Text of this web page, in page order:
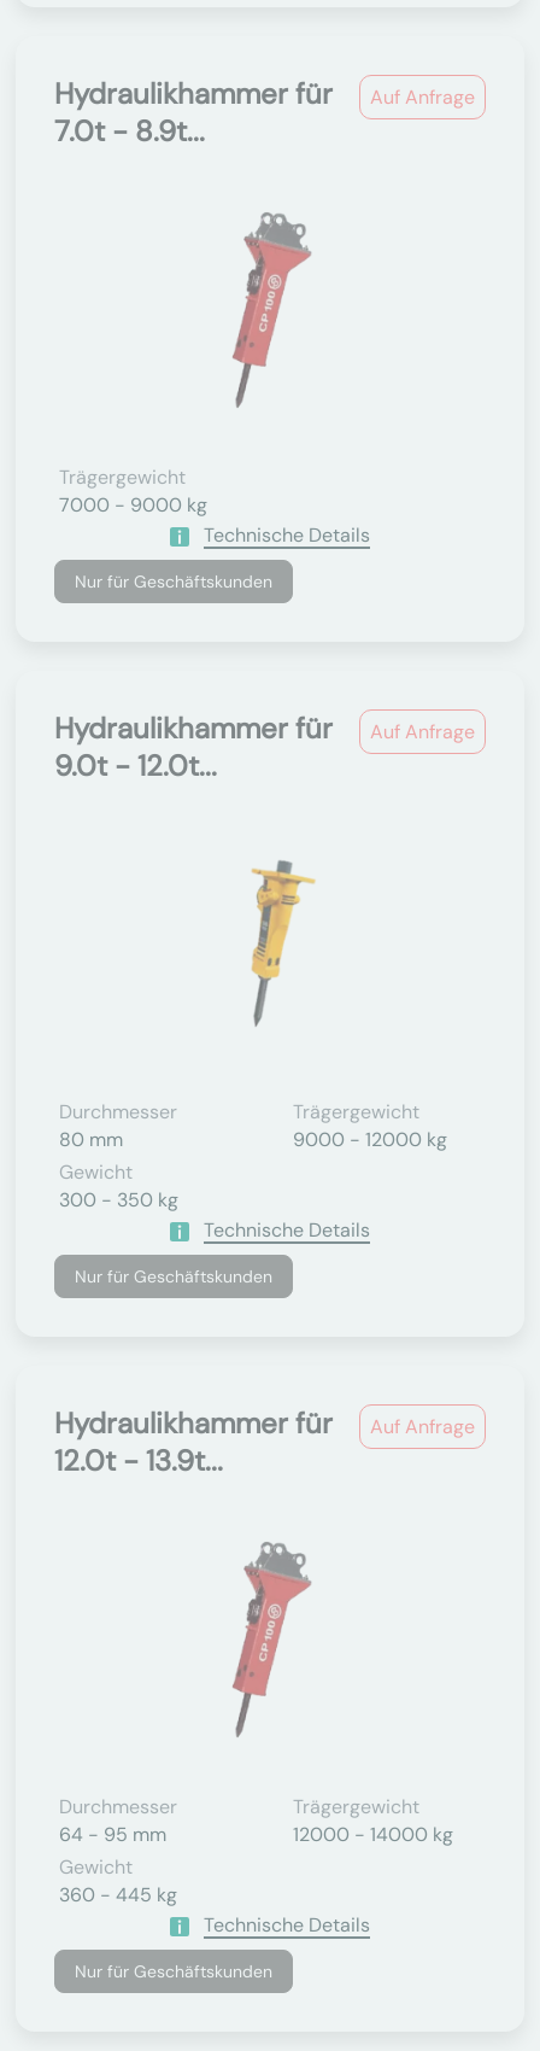
Auf Anfrage
Hydraulikhammer für
7.0t - 8.9t...
Trägergewicht
7000 - 9000 kg
Technische Details
Nur für Geschäftskunden
Auf Anfrage
Hydraulikhammer für
9.0t - 12.0t...
Durchmesser
80 mm
Trägergewicht
9000 - 12000 kg
Gewicht
300 - 350 kg
Technische Details
Nur für Geschäftskunden
Auf Anfrage
Hydraulikhammer für
12.0t - 13.9t...
Durchmesser
64 - 95 mm
Trägergewicht
12000 - 14000 kg
Gewicht
360 - 445 kg
Technische Details
Nur für Geschäftskunden